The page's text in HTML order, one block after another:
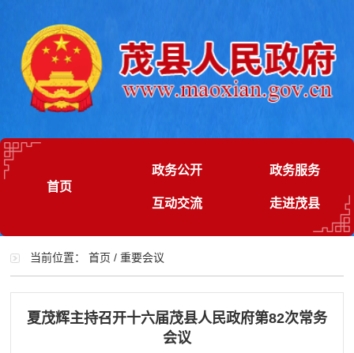
首页
政务公开 政务服务
互动交流 走进茂县
当前位置：首页 /重要会议
夏茂辉主持召开十六届茂县人民政府第82次常务
会议